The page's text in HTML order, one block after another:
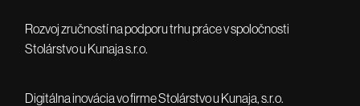
Rozvoj zručností na podporu trhu práce v spoločnosti
Stolárstvo u Kunaja s.r.o.
Digitálna inovácia vo firme Stolárstvo u Kunaja, s.r.o.